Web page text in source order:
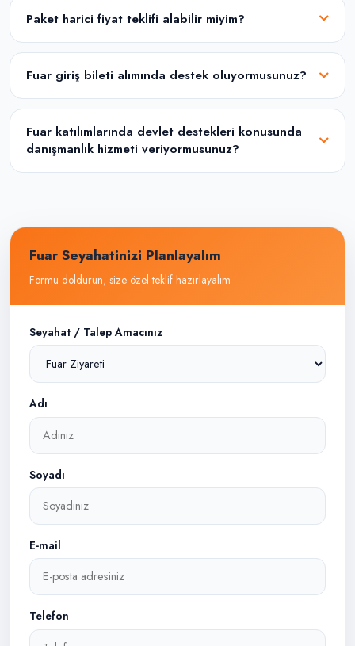
Paket harici fiyat teklifi alabilir miyim?
Fuar giriş bileti alımında destek oluyormusunuz?
Fuar katılımlarında devlet destekleri konusunda
danışmanlık hizmeti veriyormusunuz?
Fuar Seyahatinizi Planlayalım
Formu doldurun, size özel teklif hazırlayalım
Seyahat / Talep Amacınız
Adı
Soyadı
E-mail
Telefon